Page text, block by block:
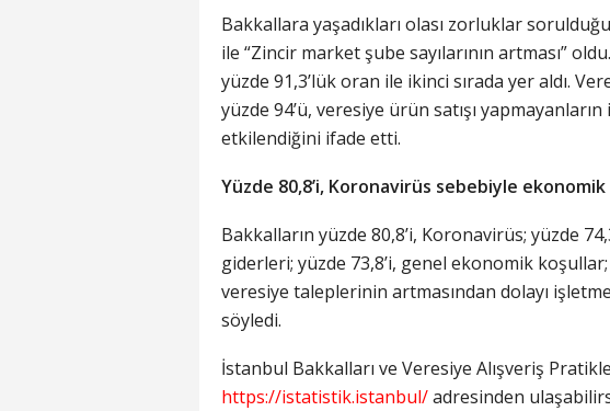
Bakkallara yaşadıkları olası zorluklar
ile “Zincir market şube sayılarının artması”
yüzde 91,3’lük oran ile ikinci sırada yer aldı.
yüzde 94’ü, veresiye ürün satışı
etkilendiğini ifade etti.
Yüzde 80,8’i, Koronavirüs sebebiyle ekonomik
Bakkalların yüzde 80,8’i, Koronavirüs; yüzde
giderleri; yüzde 73,8’i, genel ekonomik
veresiye taleplerinin artmasından dolayı
söyledi.
İstanbul Bakkalları ve Veresiye Alışveriş
https://istatistik.istanbul/adresinden